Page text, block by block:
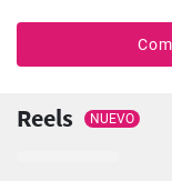
Reels NUEVO